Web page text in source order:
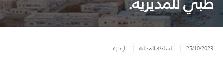
25/10/2023
| السلطة المحلية | الإدارة